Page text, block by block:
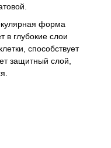
форма
в глубокие слои
способствует
защитный слой,